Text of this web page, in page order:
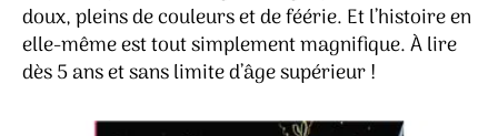
doux, pleins de couleurs et de féérie. Et l’histoire en
elle-même est tout simplement magnifique. À lire
dès 5 ans et sans limite d’âge supérieur !